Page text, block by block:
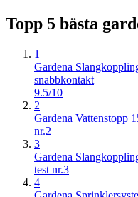
Topp 5 bästa
1
Gardena
snabbkontakt
9.5/10
2
Gardena Vattenstopp
nr.2
3
Gardena
test nr.3
4